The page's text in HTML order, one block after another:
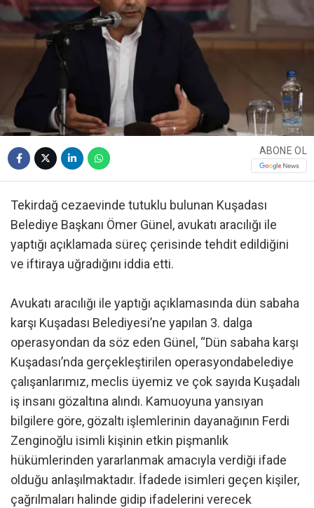
ABONE OL
Tekirdağ cezaevinde tutuklu bulunan Kuşadası
Belediye Başkanı Ömer Günel, avukatı aracılığı ile
yaptığı açıklamada süreç çerisinde tehdit edildiğini
ve iftiraya uğradığını iddia etti.
Avukatı aracılığı ile yaptığı açıklamasında dün sabaha
karşı Kuşadası Belediyesi’ne yapılan 3. dalga
operasyondan da söz eden Günel, “Dün sabaha karşı
Kuşadası’nda gerçekleştirilen operasyondabelediye
çalışanlarımız, meclis üyemiz ve çok sayıda Kuşadalı
iş insanı gözaltına alındı. Kamuoyuna yansıyan
bilgilere göre, gözaltı işlemlerinin dayanağının Ferdi
Zenginoğlu isimli kişinin etkin pişmanlık
hükümlerinden yararlanmak amacıyla verdiği ifade
olduğu anlaşılmaktadır. İfadede isimleri geçen kişiler,
çağrılmaları halinde gidip ifadelerini verecek